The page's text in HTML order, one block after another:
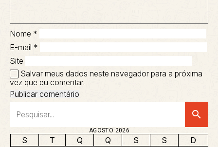
Nome *
E-mail *
Site
Salvar meus dados neste navegador para a próxima
vez que eu comentar.
search
AGOSTO 2026
S T Q Q S S
D